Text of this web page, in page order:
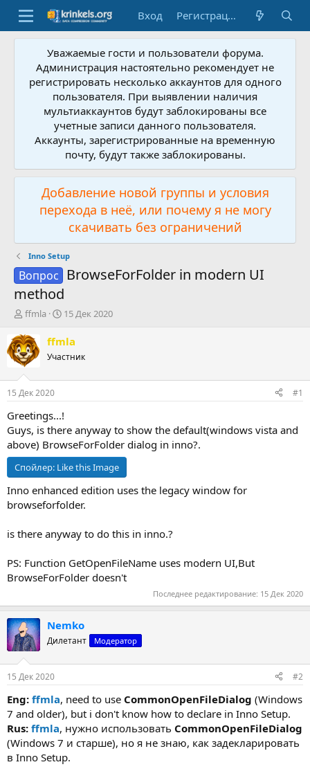
Вход Регистрация
Уважаемые гости и пользователи форума.
Администрация настоятельно рекомендует не
регистрировать несколько аккаунтов для одного
пользователя. При выявлении наличия
мультиаккаунтов будут заблокированы все
учетные записи данного пользователя.
Аккаунты, зарегистрированные на временную
почту, будут также заблокированы.
Добавление новой группы и условия
перехода в неё, или почему я не могу
скачивать без ограничений
Inno Setup
Вопрос
BrowseForFolder in modern UI
method
А
т
о
р
т
м
ы
ffmla
Д
т
н
а
л
15 Дек 2020
ffmla
Участник
15 Дек 2020 #1
Greetings...!
Guys, is there anyway to show the default(windows vista and
above) BrowseForFolder dialog in inno?.
Спойлер: Like this Image
Inno enhanced edition uses the legacy window for
browseforfolder.
is there anyway to do this in inno.?
PS: Function GetOpenFileName uses modern UI,But
BrowseForFolder doesn't
Последнее редактирование: 15 Дек 2020
Nemko
Дилетант Модератор
15 Дек 2020 #2
Eng: ffmla, need to use CommonOpenFileDialog (Windows
7 and older), but i don't know how to declare in Inno Setup.
Rus: ffmla, нужно использовать CommonOpenFileDialog
(Windows 7 и старше), но я не знаю, как задекларировать
в Inno Setup.